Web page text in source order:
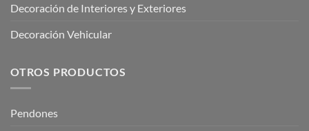
Decoración de Interiores y Exteriores
Decoración Vehicular
OTROS PRODUCTOS
Pendones